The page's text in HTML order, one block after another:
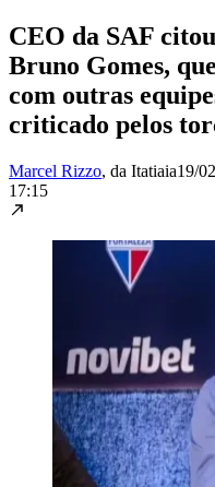
CEO da SAF
Bruno Gomes,
com outras
criticado pelos
Marcel Rizzo, da Itatiaia19/
17:15